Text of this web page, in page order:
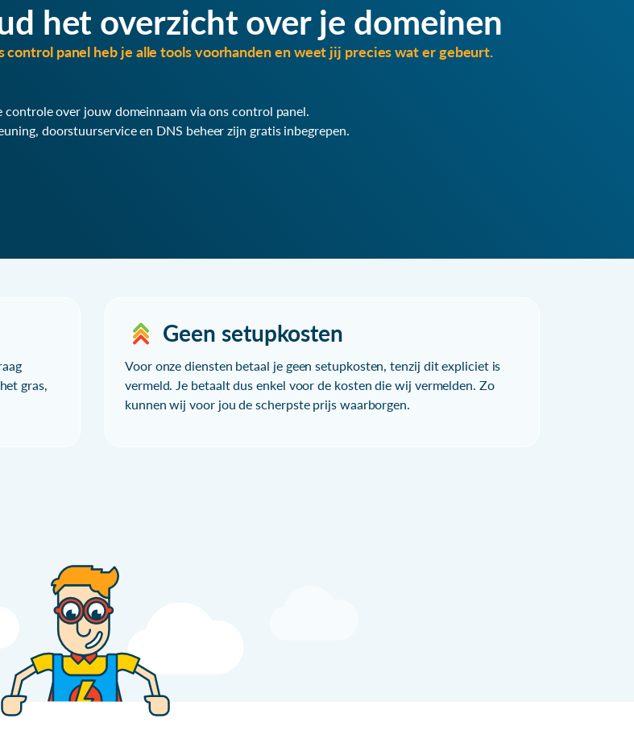
het overzicht over je domeinen
control panel heb je alle tools voorhanden en weet jij precies wat er gebeurt.
controle over jouw domeinnaam via ons control panel.
doorstuurservice en DNS beheer zijn gratis inbegrepen.
gras,
Geen setupkosten
Voor onze diensten betaal je geen setupkosten, tenzij dit expliciet is
vermeld. Je betaalt dus enkel voor de kosten die wij vermelden. Zo
kunnen wij voor jou de scherpste prijs waarborgen.